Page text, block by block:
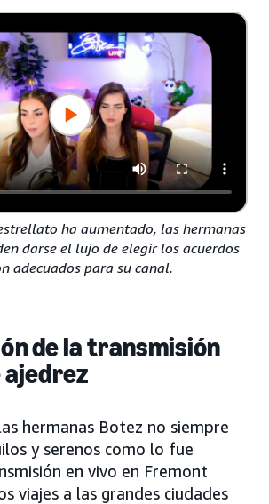
ha aumentado, las hermanas
darse el lujo de elegir los acuerdos
adecuados para su canal.
de la transmisión
ajedrez
hermanas Botez no siempre
y serenos como lo fue
en vivo en Fremont
viajes a las grandes ciudades